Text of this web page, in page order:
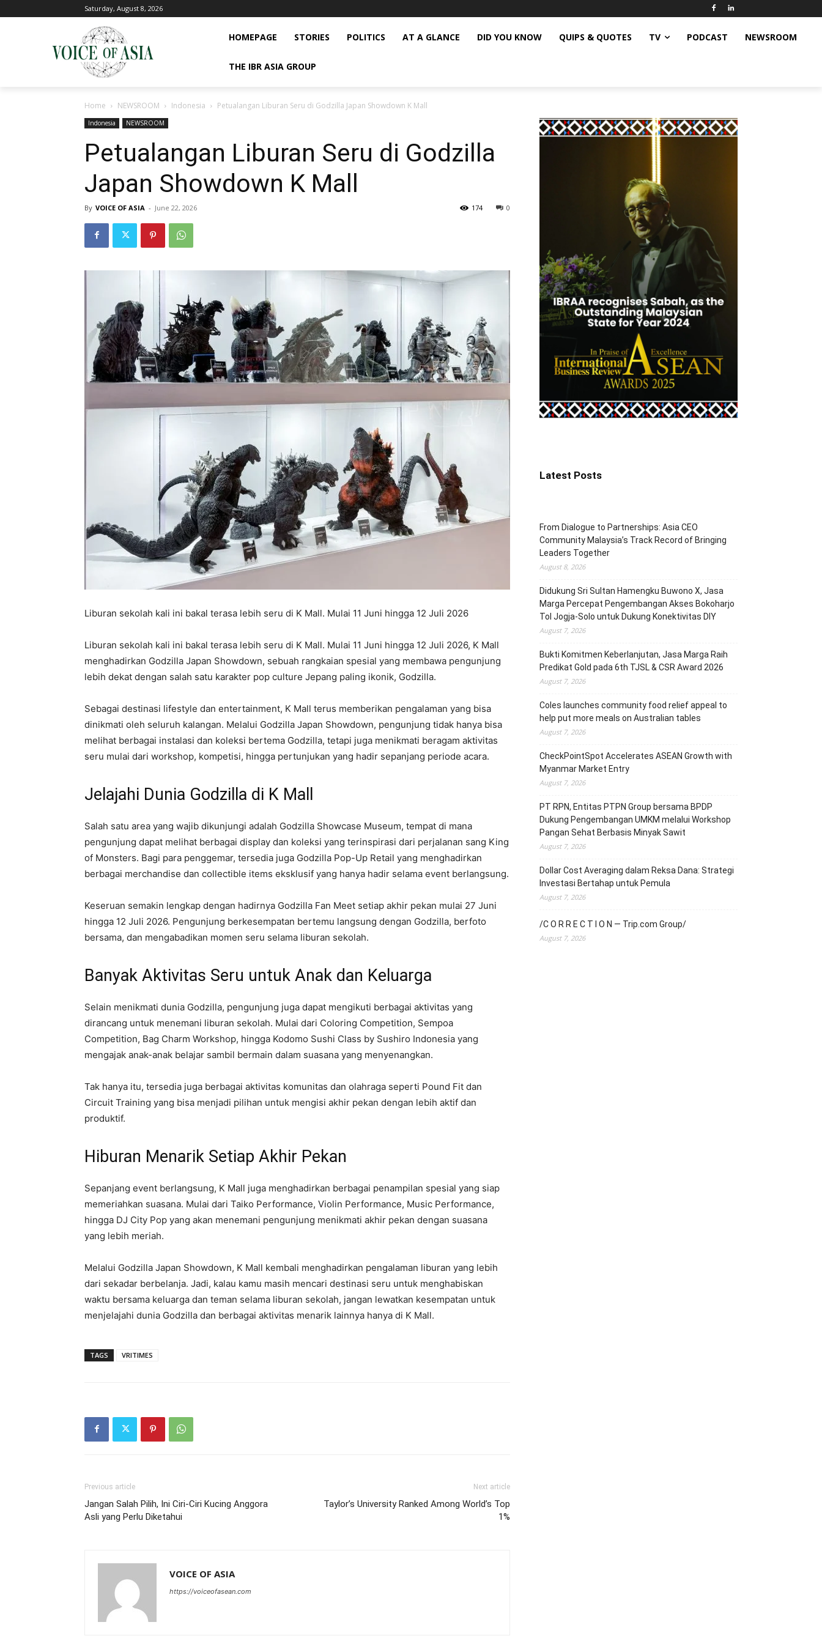
Saturday, August 8, 2026
HOMEPAGE STORIES POLITICS AT A GLANCE DID YOU KNOW QUIPS & QUOTES TV PODCAST NEWSROOM
THE IBR ASIA GROUP
Home NEWSROOM Indonesia Petualangan Liburan Seru di Godzilla Japan Showdown K Mall
Indonesia NEWSROOM
Petualangan Liburan Seru di Godzilla
Japan Showdown K Mall
By VOICE OF ASIA - June 22, 2026 0
174
Liburan sekolah kali ini bakal terasa lebih seru di K Mall. Mulai 11 Juni hingga 12 Juli 2026
Liburan sekolah kali ini bakal terasa lebih seru di K Mall. Mulai 11 Juni hingga 12 Juli 2026, K Mall
menghadirkan Godzilla Japan Showdown, sebuah rangkaian spesial yang membawa pengunjung
lebih dekat dengan salah satu karakter pop culture Jepang paling ikonik, Godzilla.
Sebagai destinasi lifestyle dan entertainment, K Mall terus memberikan pengalaman yang bisa
dinikmati oleh seluruh kalangan. Melalui Godzilla Japan Showdown, pengunjung tidak hanya bisa
melihat berbagai instalasi dan koleksi bertema Godzilla, tetapi juga menikmati beragam aktivitas
seru mulai dari workshop, kompetisi, hingga pertunjukan yang hadir sepanjang periode acara.
Jelajahi Dunia Godzilla di K Mall
Salah satu area yang wajib dikunjungi adalah Godzilla Showcase Museum, tempat di mana
pengunjung dapat melihat berbagai display dan koleksi yang terinspirasi dari perjalanan sang King
of Monsters. Bagi para penggemar, tersedia juga Godzilla Pop-Up Retail yang menghadirkan
berbagai merchandise dan collectible items eksklusif yang hanya hadir selama event berlangsung.
Keseruan semakin lengkap dengan hadirnya Godzilla Fan Meet setiap akhir pekan mulai 27 Juni
hingga 12 Juli 2026. Pengunjung berkesempatan bertemu langsung dengan Godzilla, berfoto
bersama, dan mengabadikan momen seru selama liburan sekolah.
Banyak Aktivitas Seru untuk Anak dan Keluarga
Selain menikmati dunia Godzilla, pengunjung juga dapat mengikuti berbagai aktivitas yang
dirancang untuk menemani liburan sekolah. Mulai dari Coloring Competition, Sempoa
Competition, Bag Charm Workshop, hingga Kodomo Sushi Class by Sushiro Indonesia yang
mengajak anak-anak belajar sambil bermain dalam suasana yang menyenangkan.
Tak hanya itu, tersedia juga berbagai aktivitas komunitas dan olahraga seperti Pound Fit dan
Circuit Training yang bisa menjadi pilihan untuk mengisi akhir pekan dengan lebih aktif dan
produktif.
Hiburan Menarik Setiap Akhir Pekan
Sepanjang event berlangsung, K Mall juga menghadirkan berbagai penampilan spesial yang siap
memeriahkan suasana. Mulai dari Taiko Performance, Violin Performance, Music Performance,
hingga DJ City Pop yang akan menemani pengunjung menikmati akhir pekan dengan suasana
yang lebih meriah.
Melalui Godzilla Japan Showdown, K Mall kembali menghadirkan pengalaman liburan yang lebih
dari sekadar berbelanja. Jadi, kalau kamu masih mencari destinasi seru untuk menghabiskan
waktu bersama keluarga dan teman selama liburan sekolah, jangan lewatkan kesempatan untuk
menjelajahi dunia Godzilla dan berbagai aktivitas menarik lainnya hanya di K Mall.
TAGS VRITIMES
Previous article
Jangan Salah Pilih, Ini Ciri-Ciri Kucing Anggora
Asli yang Perlu Diketahui
Next article
Taylor’s University Ranked Among World’s Top
1%
VOICE OF ASIA
https://voiceofasean.com
Latest Posts
From Dialogue to Partnerships: Asia CEO
Community Malaysia’s Track Record of Bringing
Leaders Together
August 8, 2026
Didukung Sri Sultan Hamengku Buwono X, Jasa
Marga Percepat Pengembangan Akses Bokoharjo
Tol Jogja-Solo untuk Dukung Konektivitas DIY
August 7, 2026
Bukti Komitmen Keberlanjutan, Jasa Marga Raih
Predikat Gold pada 6th TJSL & CSR Award 2026
August 7, 2026
Coles launches community food relief appeal to
help put more meals on Australian tables
August 7, 2026
CheckPointSpot Accelerates ASEAN Growth with
Myanmar Market Entry
August 7, 2026
PT RPN, Entitas PTPN Group bersama BPDP
Dukung Pengembangan UMKM melalui Workshop
Pangan Sehat Berbasis Minyak Sawit
August 7, 2026
Dollar Cost Averaging dalam Reksa Dana: Strategi
Investasi Bertahap untuk Pemula
August 7, 2026
/C O R R E C T I O N — Trip.com Group/
August 7, 2026